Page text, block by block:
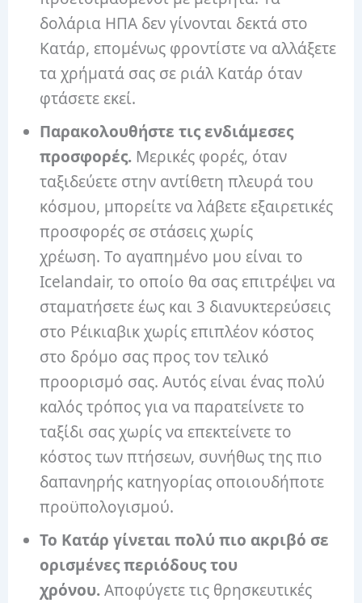
δολάρια ΗΠΑ δεν γίνονται δεκτά στο
Κατάρ, επομένως φροντίστε να αλλάξετε
τα χρήματά σας σε ριάλ Κατάρ όταν
φτάσετε εκεί.
Παρακολουθήστε τις ενδιάμεσες
προσφορές. Μερικές φορές, όταν
ταξιδεύετε στην αντίθετη πλευρά του
κόσμου, μπορείτε να λάβετε εξαιρετικές
προσφορές σε στάσεις χωρίς
χρέωση. Το αγαπημένο μου είναι το
Icelandair, το οποίο θα σας επιτρέψει να
σταματήσετε έως και 3 διανυκτερεύσεις
στο Ρέικιαβικ χωρίς επιπλέον κόστος
στο δρόμο σας προς τον τελικό
προορισμό σας. Αυτός είναι ένας πολύ
καλός τρόπος για να παρατείνετε το
ταξίδι σας χωρίς να επεκτείνετε το
κόστος των πτήσεων, συνήθως της πιο
δαπανηρής κατηγορίας οποιουδήποτε
προϋπολογισμού.
Το Κατάρ γίνεται πολύ πιο ακριβό σε
ορισμένες περιόδους του
χρόνου.Αποφύγετε τις θρησκευτικές